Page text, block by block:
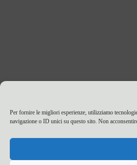
Per fornire le migliori esperienze, utilizziamo
navigazione o ID unici su questo sito. Non